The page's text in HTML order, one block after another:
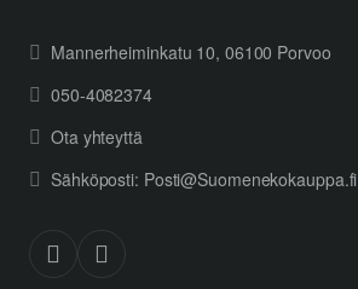
Mannerheiminkatu 10, 06100 Porvoo
050-4082374
Ota yhteyttä
Sähköposti: Posti@Suomenekokauppa.fi